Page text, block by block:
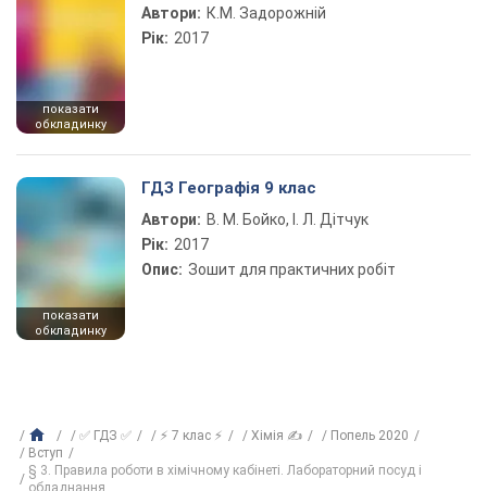
показати
обкладинку
Автори: К.М. Задорожній
Рік: 2017
показати
обкладинку
ГДЗ Географія 9 клас
Автори: В. М. Бойко, І. Л. Дітчук
Рік: 2017
Опис: Зошит для практичних робіт
✅ ГДЗ ✅ ⚡ 7 клас ⚡ Хімія ✍
Попель 2020
Вступ
§ 3. Правила роботи в хімічному кабінеті. Лабораторний посуд і
обладнання